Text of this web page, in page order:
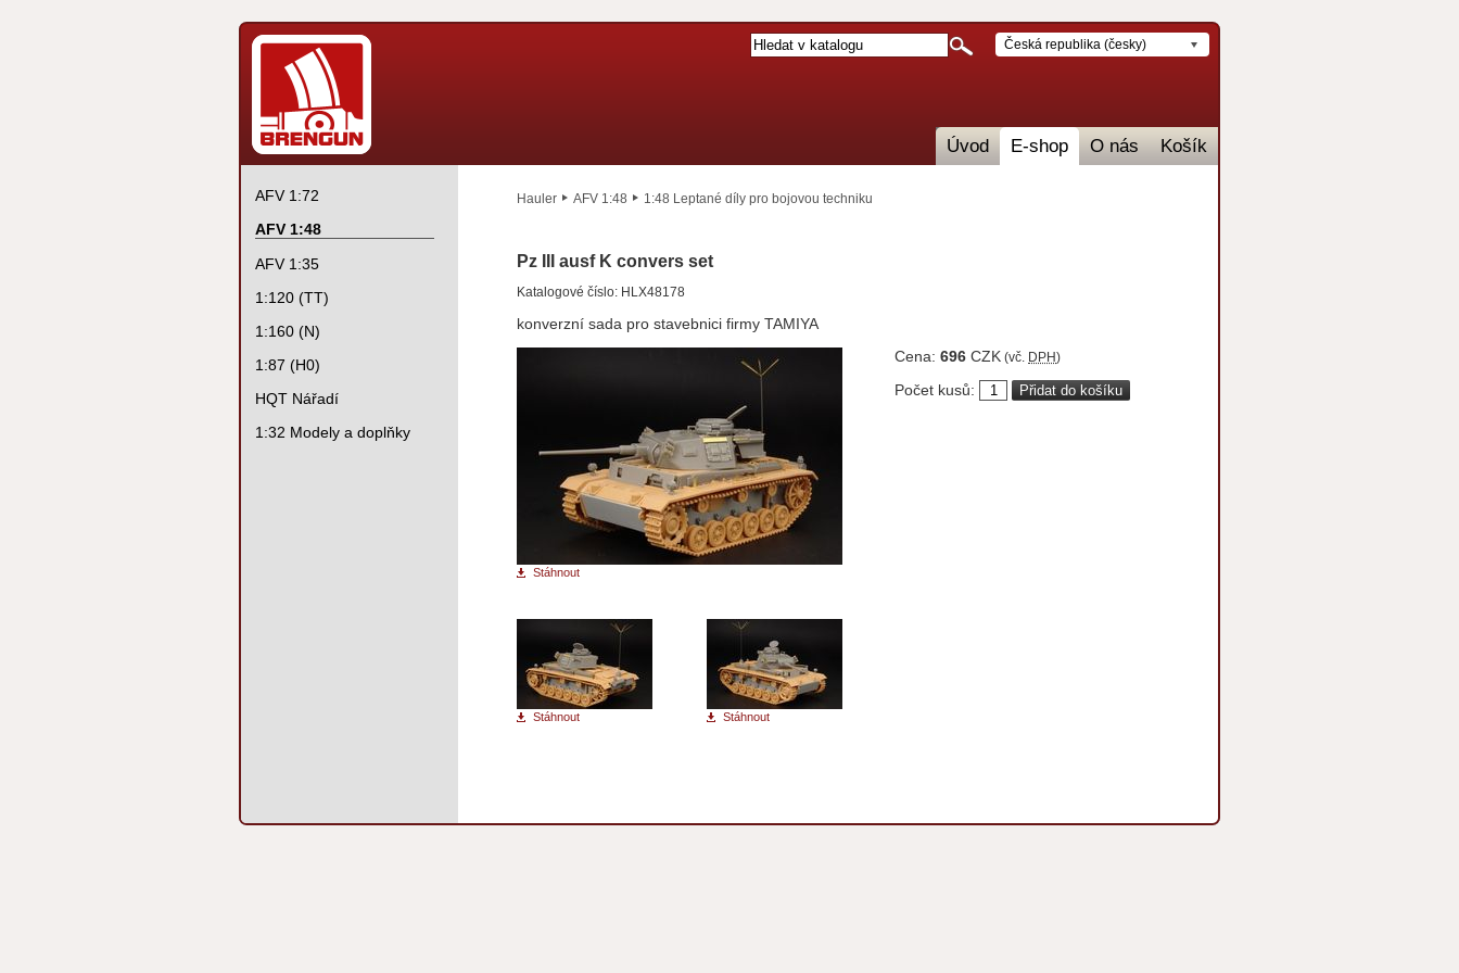
Hauler AFV 1:48 1:48 Leptané díly pro bojovou techniku
Pz III ausf K convers set
Katalogové číslo: HLX48178
konverzní sada pro stavebnici firmy TAMIYA
Stáhnout
Stáhnout Stáhnout
Cena: 696 CZK (vč. DPH)
Počet kusů:
AFV 1:72
AFV 1:48
AFV 1:35
1:120 (TT)
1:160 (N)
1:87 (H0)
HQT Nářadí
1:32 Modely a doplňky
Úvod E-shop O nás Košík
Česká republika (česky)